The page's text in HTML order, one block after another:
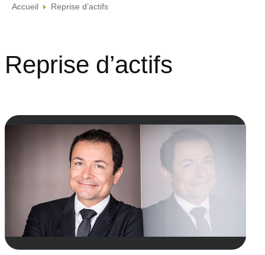
Accueil Reprise d’actifs
Reprise d’actifs